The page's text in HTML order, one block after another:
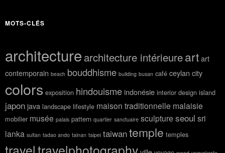
MOTS-CLÉS
architecture architecture intérieureartart
contemporain beach bouddhisme building busan café ceylan city
colors exposition hindouisme indonésie interior design island
japon java landscape lifestyle maison traditionnelle malaisie
mobilier musée palais pattern quartier sanctuaire sculpture seoul sri
lanka sultan tadao ando tainan taipei taiwantemple temples